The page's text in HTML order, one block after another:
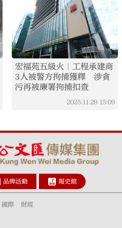
宏福苑五級火｜工程承建商
3人被警方拘捕獲釋 涉貪
污再被廉署拘捕扣查
2025.11.29 15:09
品牌活動 報史館
國際 財經